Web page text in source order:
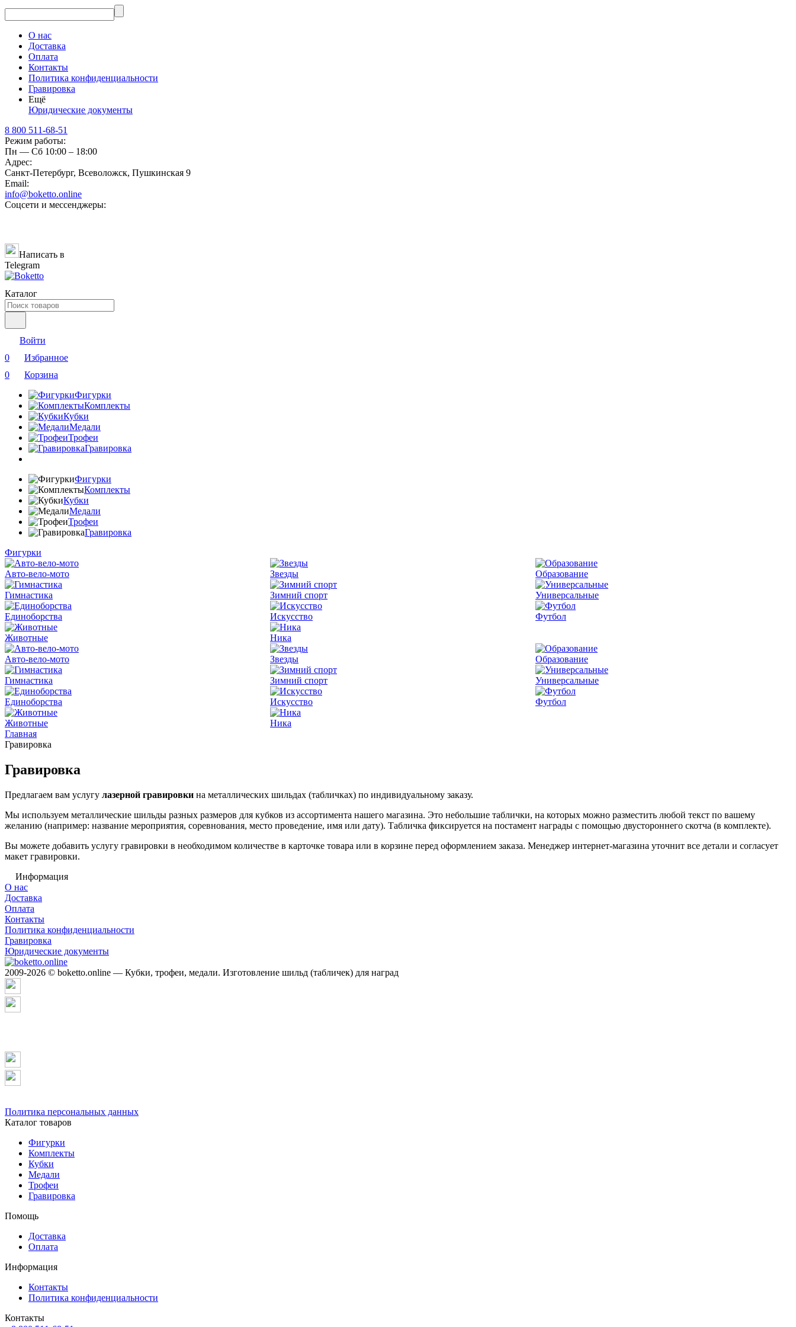
О нас
Доставка
Оплата
Контакты
Политика конфиденциальности
Гравировка
Ещё
Юридические документы
8 800 511-68-51
Режим работы:
Пн — Сб 10:00 – 18:00
Адрес:
Санкт-Петербург, Всеволожск, Пушкинская 9
Email:
info@boketto.online
Соцсети и мессенджеры:
Написать в
Telegram
Каталог
Войти
0
Избранное
0
Корзина
Фигурки
Комплекты
Кубки
Медали
Трофеи
Гравировка
Фигурки
Комплекты
Кубки
Медали
Трофеи
Гравировка
Фигурки
Авто-вело-мото
Гимнастика
Единоборства
Животные
Звезды
Зимний спорт
Искусство
Ника
Образование
Универсальные
Футбол
Авто-вело-мото
Гимнастика
Единоборства
Животные
Звезды
Зимний спорт
Искусство
Ника
Образование
Универсальные
Футбол
Главная
Гравировка
Гравировка
Предлагаем вам услугу лазерной гравировки на металлических шильдах (табличках) по индивидуальному заказу.
Мы используем металлические шильды разных размеров для кубков из ассортимента нашего магазина. Это небольшие таблички, на которых можно разместить любой текст по вашему
желанию (например: название мероприятия, соревнования, место проведение, имя или дату). Табличка фиксируется на постамент награды с помощью двустороннего скотча (в комплекте).
Вы можете добавить услугу гравировки в необходимом количестве в карточке товара или в корзине перед оформлением заказа. Менеджер интернет-магазина уточнит все детали и согласует
макет гравировки.
Информация
О нас
Доставка
Оплата
Контакты
Политика конфиденциальности
Гравировка
Юридические документы
2009-2026 © boketto.online — Кубки, трофеи, медали. Изготовление шильд (табличек) для наград
Политика персональных данных
Каталог товаров
Фигурки
Комплекты
Кубки
Медали
Трофеи
Гравировка
Помощь
Доставка
Оплата
Информация
Контакты
Политика конфиденциальности
Контакты